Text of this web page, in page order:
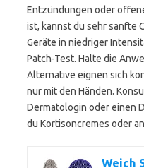
Entzündungen oder
ist, kannst du sehr sanfte
Geräte in niedriger
Patch-Test. Halte die
Alternative eignen sich
nur mit den Händen.
Dermatologin oder einen
du Kortisoncremes oder
Weich